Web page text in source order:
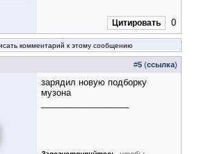
Цитировать 0
комментарий к этому сообщению
#5 (ссылка)
зарядил новую подборку
музона